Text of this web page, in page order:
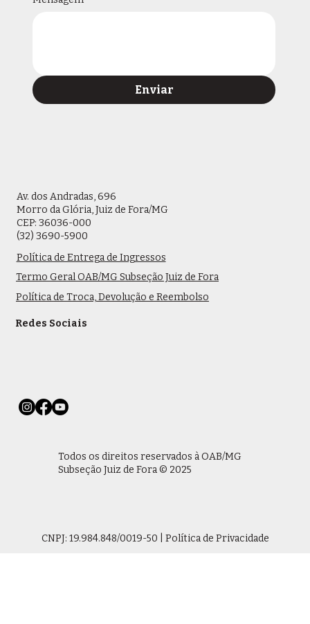
Av. dos Andradas, 696
Morro da Glória, Juiz de Fora/MG
CEP: 36036-000
(32) 3690-5900
Política de Entrega de Ingressos
Termo Geral OAB/MG Subseção Juiz de Fora
Política de Troca, Devolução e Reembolso
Redes Sociais
Enviar
Todos os direitos reservados à OAB/MG
Subseção Juiz de Fora © 2025
CNPJ: 19.984.848/0019-50 | Política de Privacidade